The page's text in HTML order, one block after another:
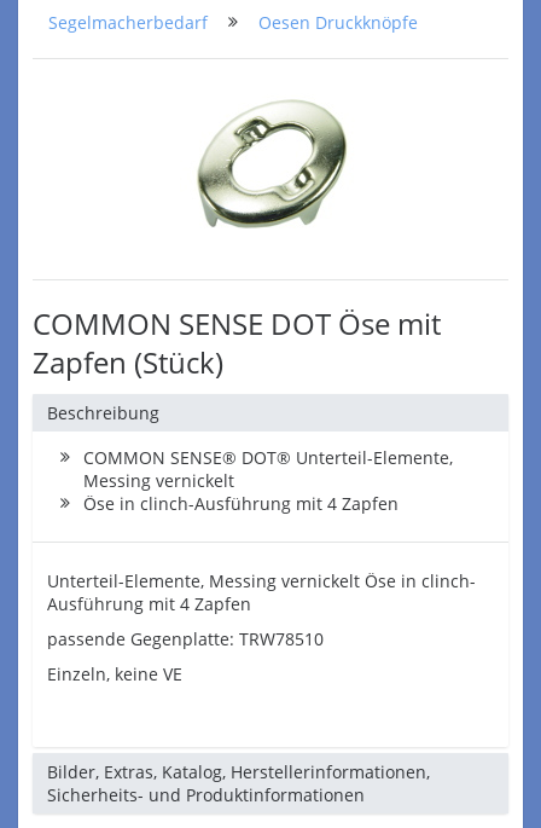
Segelmacherbedarf Oesen Druckknöpfe
COMMON SENSE DOT Öse mit
Zapfen (Stück)
Beschreibung
COMMON SENSE® DOT® Unterteil-Elemente,
Messing vernickelt
Öse in clinch-Ausführung mit 4 Zapfen
Unterteil-Elemente, Messing vernickelt Öse in clinch-
Ausführung mit 4 Zapfen
passende Gegenplatte: TRW78510
Einzeln, keine VE
Bilder, Extras, Katalog, Herstellerinformationen,
Sicherheits- und Produktinformationen